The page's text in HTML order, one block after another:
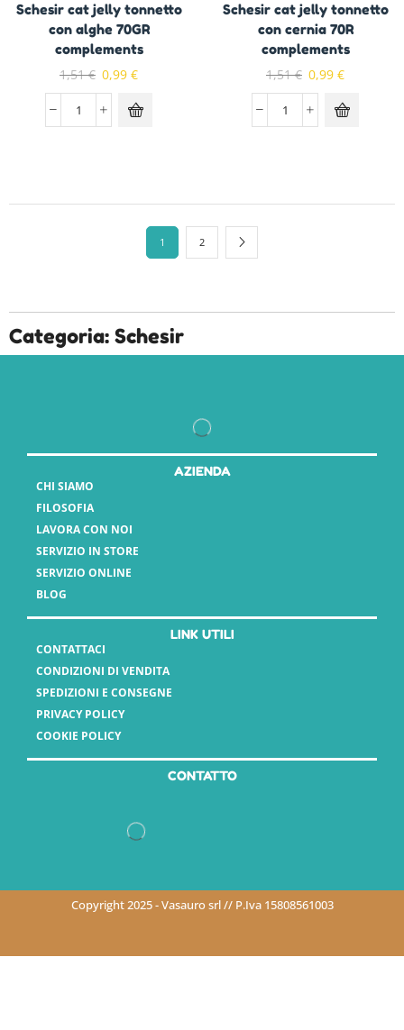
Schesir cat jelly tonnetto
con alghe 70GR
complements
1,51€ 0,99 €
Schesir cat jelly tonnetto
con cernia 70R
complements
1,51€ 0,99 €
1 2
Categoria: Schesir
AZIENDA
CHI SIAMO
FILOSOFIA
LAVORA CON NOI
SERVIZIO IN STORE
SERVIZIO ONLINE
BLOG
LINK UTILI
CONTATTACI
CONDIZIONI DI VENDITA
SPEDIZIONI E CONSEGNE
PRIVACY POLICY
COOKIE POLICY
CONTATTO
Copyright 2025 - Vasauro srl // P.Iva 15808561003